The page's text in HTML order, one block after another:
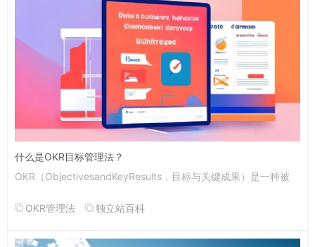
什么是OKR目标管理法？
OKR（ObjectivesandKeyResults，目标与关键成果）是一种被
OKR管理法 独立站百科